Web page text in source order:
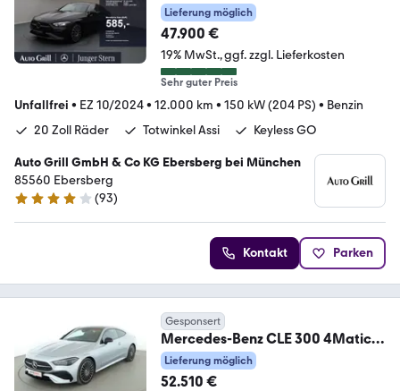
Lieferung möglich
47.900 €
19% MwSt. ggf. zzgl. Lieferkosten
Sehr guter Preis
Unfallfrei • EZ 10/2024• 12.000 km • 150 kW (204 PS) • Benzin
20 Zoll Räder
Totwinkel Assi Keyless GO
Auto Grill GmbH & Co KG Ebersberg bei München
85560 Ebersberg
4 Sterne
(93)
Kontakt Parken
Gesponsert
Mercedes-Benz CLE 300 4Matic
AMG Line Premium
Aut.*NAVI*LED*
Lieferung möglich
52.510 €